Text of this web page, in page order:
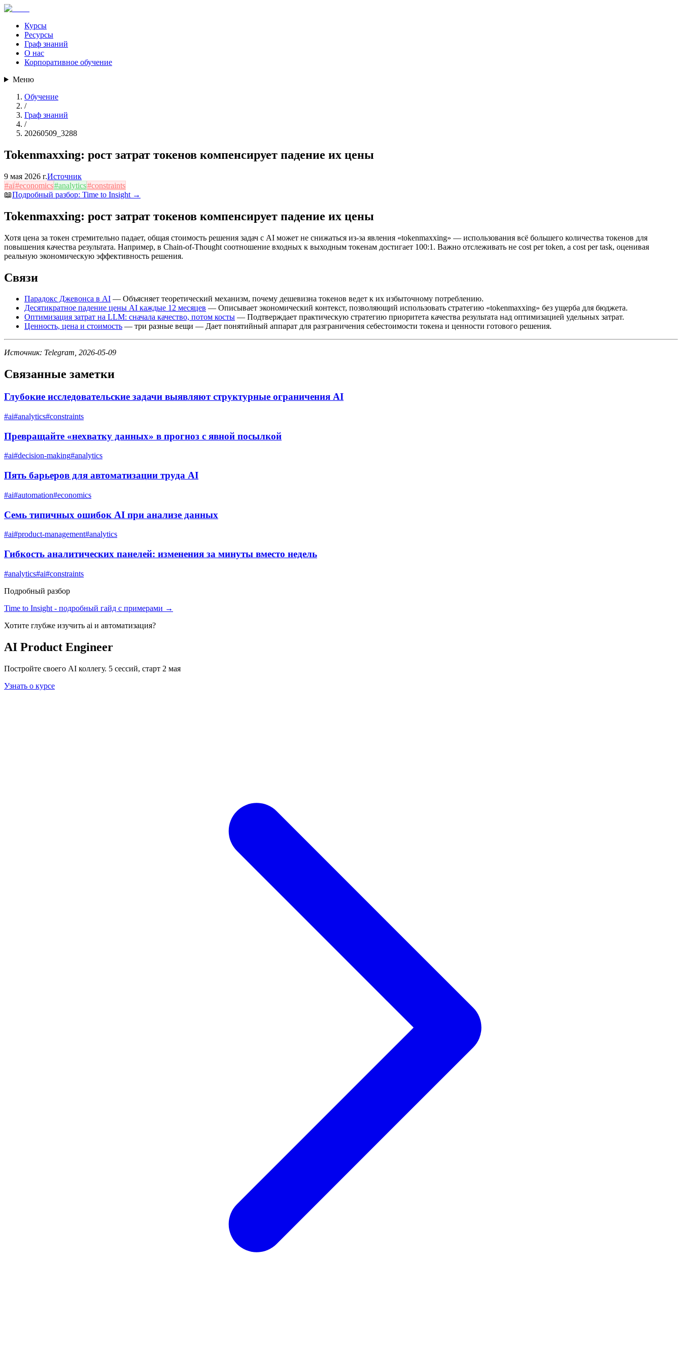
Курсы
Ресурсы
Граф знаний
О нас
Корпоративное обучение
Меню
Обучение
/
Граф знаний
/
20260509_3288
Tokenmaxxing: рост затрат токенов компенсирует падение их цены
9 мая 2026 г.Источник
#ai#economics#analytics#constraints
📖Подробный разбор: Time to Insight →
Tokenmaxxing: рост затрат токенов компенсирует падение их цены
Хотя цена за токен стремительно падает, общая стоимость решения задач с AI может не снижаться из-за явления «tokenmaxxing» — использования всё большего количества токенов для
повышения качества результата. Например, в Chain-of-Thought соотношение входных к выходным токенам достигает 100:1. Важно отслеживать не cost per token, а cost per task, оценивая
реальную экономическую эффективность решения.
Связи
Парадокс Джевонса в AI — Объясняет теоретический механизм, почему дешевизна токенов ведет к их избыточному потреблению.
Десятикратное падение цены AI каждые 12 месяцев — Описывает экономический контекст, позволяющий использовать стратегию «tokenmaxxing» без ущерба для бюджета.
Оптимизация затрат на LLM: сначала качество, потом косты — Подтверждает практическую стратегию приоритета качества результата над оптимизацией удельных затрат.
Ценность, цена и стоимость — три разные вещи — Дает понятийный аппарат для разграничения себестоимости токена и ценности готового решения.
Источник: Telegram, 2026-05-09
Связанные заметки
Глубокие исследовательские задачи выявляют структурные ограничения AI
#ai#analytics#constraints
Превращайте «нехватку данных» в прогноз с явной посылкой
#ai#decision-making#analytics
Пять барьеров для автоматизации труда AI
#ai#automation#economics
Семь типичных ошибок AI при анализе данных
#ai#product-management#analytics
Гибкость аналитических панелей: изменения за минуты вместо недель
#analytics#ai#constraints
Подробный разбор
Time to Insight - подробный гайд с примерами →
Хотите глубже изучить ai и автоматизация?
AI Product Engineer
Постройте своего AI коллегу. 5 сессий, старт 2 мая
Узнать о курсе